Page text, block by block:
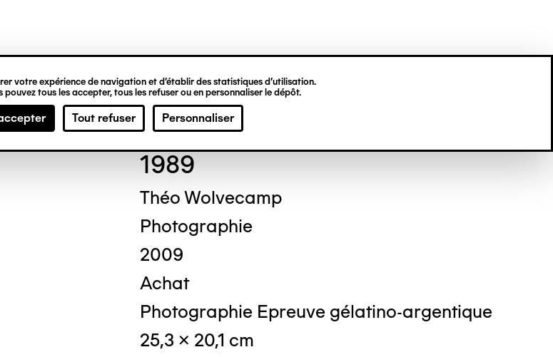
votre expérience de navigation et d’établir des statistiques d’utilisation.
tous les accepter, tous les refuser ou en personnaliser le dépôt.
Tout refuser Personnaliser
Cor DEKKINGA
1989
Théo Wolvecamp
Photographie
2009
Achat
Photographie Epreuve gélatino-argentique
25,3 x 20,1 cm